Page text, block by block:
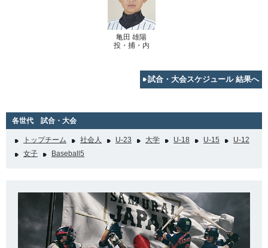
亀田 雄陽
投・捕・内
試合・大会スケジュール 結果へ
各世代 試合・大会
トップチーム 社会人 U-23 大学 U-18 U-15
U-12
女子
Baseball5